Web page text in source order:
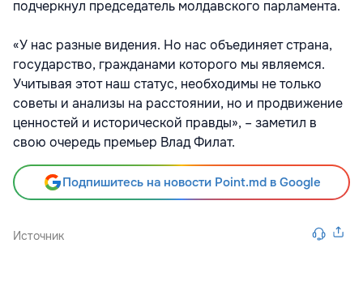
подчеркнул председатель молдавского парламента.
«У нас разные видения. Но нас объединяет страна,
государство, гражданами которого мы являемся.
Учитывая этот наш статус, необходимы не только
советы и анализы на расстоянии, но и продвижение
ценностей и исторической правды», – заметил в
свою очередь премьер Влад Филат.
Подпишитесь на новости Point.md в Google
Источник